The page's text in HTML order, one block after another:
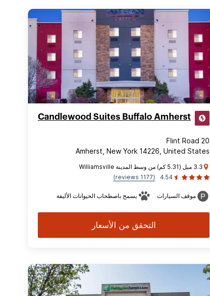
Candlewood Suites Buffalo Amherst
20 Flint Road
Amherst, New York 14226, United States
3.3 ميل (5.31 كم) من وسط المدينة Williamsville
4.54
(1177 reviews)
موقف السيارات يسمح باصطحاب الحيوانات الأليفة
التحقق من الأسعار